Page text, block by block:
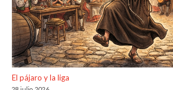
El pájaro y la liga